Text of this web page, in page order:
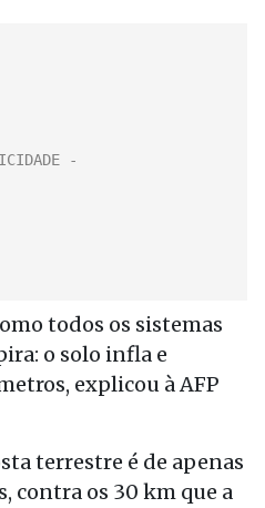
todos os sistemas
o solo infla e
explicou à AFP
terrestre é de apenas
contra os 30 km que a